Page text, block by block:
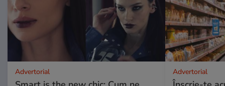
Advertorial Advertorial